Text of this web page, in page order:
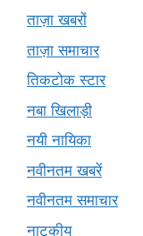
ताज़ा खबरों
ताज़ा समाचार
तिकटोक स्टार
नबा खिलाड़ी
नयी नायिका
नवीनतम खबरें
नवीनतम समाचार
नाटकीय